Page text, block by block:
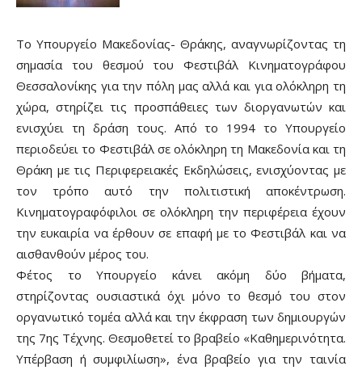
Το Υπουργείο Μακεδονίας- Θράκης, αναγνωρίζοντας τη
σημασία του θεσμού του Φεστιβάλ Κινηματογράφου
Θεσσαλονίκης για την πόλη μας αλλά και για ολόκληρη τη
χώρα, στηρίζει τις προσπάθειες των διοργανωτών και
ενισχύει τη δράση τους. Από το 1994 το Υπουργείο
περιοδεύει το Φεστιβάλ σε ολόκληρη τη Μακεδονία και τη
Θράκη με τις Περιφερειακές Εκδηλώσεις, ενισχύοντας με
τον τρόπο αυτό την πολιτιστική αποκέντρωση.
Κινηματογραφόφιλοι σε ολόκληρη την περιφέρεια έχουν
την ευκαιρία να έρθουν σε επαφή με το Φεστιβάλ και να
αισθανθούν μέρος του.
Φέτος το Υπουργείο κάνει ακόμη δύο βήματα,
στηρίζοντας ουσιαστικά όχι μόνο το θεσμό του στον
οργανωτικό τομέα αλλά και την έκφραση των δημιουργών
της 7ης Τέχνης. Θεσμοθετεί το βραβείο «Καθημερινότητα.
Υπέρβαση ή συμφιλίωση», ένα βραβείο για την ταινία